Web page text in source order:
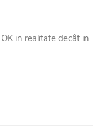
in realitate decât in